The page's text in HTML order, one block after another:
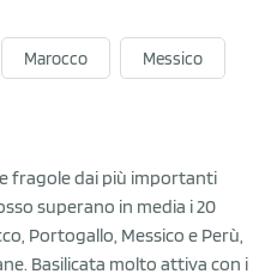
Marocco Messico
fragole dai più importanti
superano in media i 20
Portogallo, Messico e Perù,
Basilicata molto attiva con i